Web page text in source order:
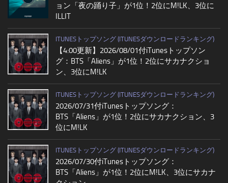
ョン「夜の踊り子」が1位！2位にM!LK、3位に
ILLIT
ITUNESトップソング (ITUNESダウンロードランキング)
【4:00更新】2026/08/01付iTunesトップソン
グ：BTS「Aliens」が1位！2位にサカナクショ
ン、3位にM!LK
ITUNESトップソング (ITUNESダウンロードランキング)
2026/07/31付iTunesトップソング：
BTS「Aliens」が1位！2位にサカナクション、3
位にM!LK
ITUNESトップソング (ITUNESダウンロードランキング)
2026/07/30付iTunesトップソング：
BTS「Aliens」が1位！2位にM!LK、3位にサカナ